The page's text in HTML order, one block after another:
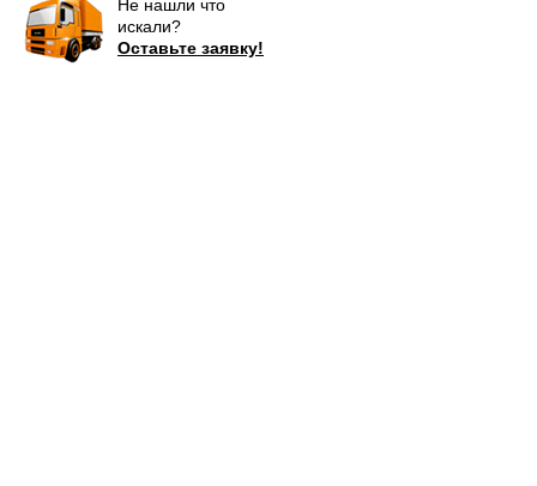
Не нашли что
искали?
Оставьте заявку!